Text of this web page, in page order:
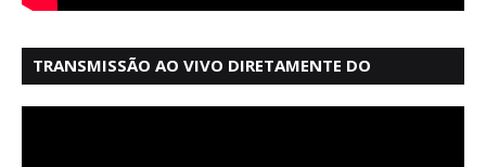
TRANSMISSÃO AO VIVO DIRETAMENTE DO